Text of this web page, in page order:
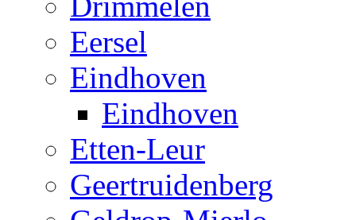
Eersel
Eindhoven
Eindhoven
Etten-Leur
Geertruidenberg